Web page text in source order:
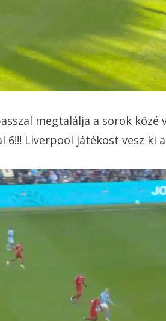
megtalálja a sorok közé
6!!! Liverpool játékost vesz ki